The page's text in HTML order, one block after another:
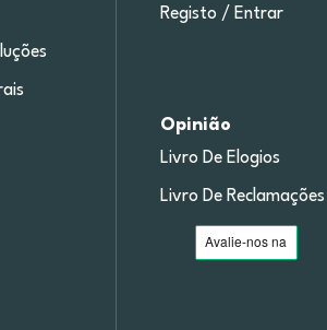
Registo / Entrar
Opinião
Livro De Elogios
Livro De Reclamações